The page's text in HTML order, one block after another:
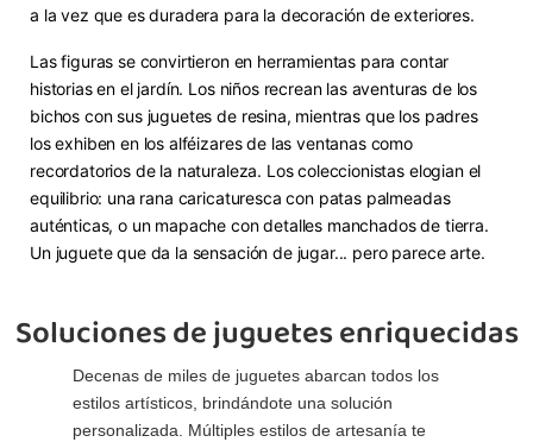
a la vez que es duradera para la decoración de exteriores.
Las figuras se convirtieron en herramientas para contar
historias en el jardín. Los niños recrean las aventuras de los
bichos con sus juguetes de resina, mientras que los padres
los exhiben en los alféizares de las ventanas como
recordatorios de la naturaleza. Los coleccionistas elogian el
equilibrio: una rana caricaturesca con patas palmeadas
auténticas, o un mapache con detalles manchados de tierra.
Un juguete que da la sensación de jugar... pero parece arte.
Soluciones de juguetes enriquecidas
Decenas de miles de juguetes abarcan todos los
estilos artísticos, brindándote una solución
personalizada. Múltiples estilos de artesanía te